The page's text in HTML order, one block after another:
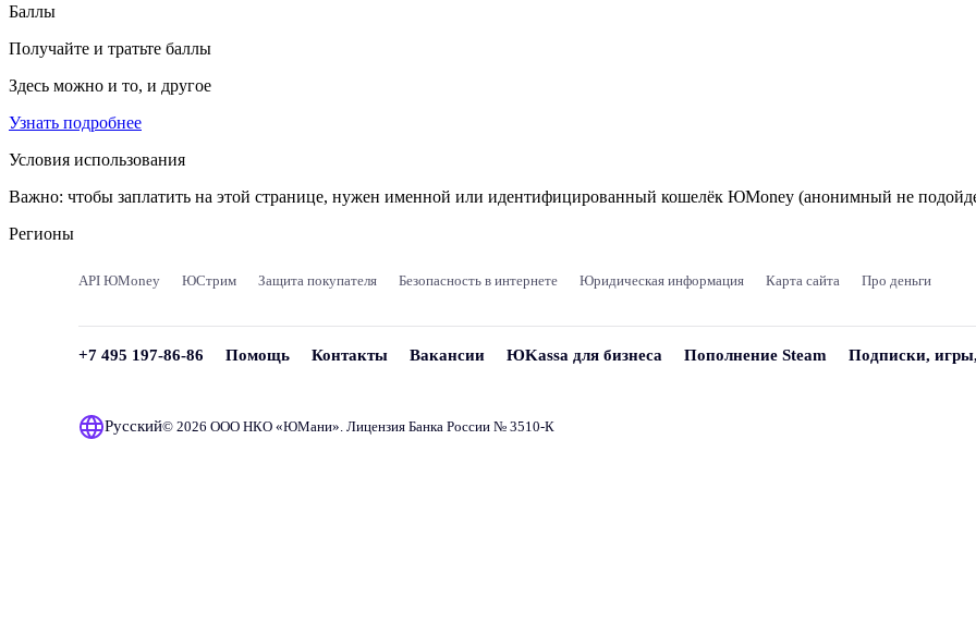
Баллы
Получайте и тратьте баллы
Здесь можно и то, и другое
Узнать подробнее
Условия использования
Важно: чтобы заплатить на этой странице, нужен именной или идентифицированный кошелёк ЮMoney (анонимный не
Регионы
API ЮMoney ЮСтрим Защита покупателя Безопасность в интернете Юридическая информация Карта сайта Про деньги
+7 495 197-86-86 Помощь Контакты Вакансии ЮKassa для бизнеса Пополнение Steam Подписки,
Русский© 2026 ООО НКО «ЮМани». Лицензия Банка России № 3510‑К